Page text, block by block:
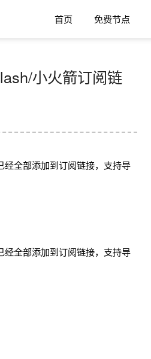
首页 免费节点
小火箭订阅链
全部添加到订阅链接，支持导
全部添加到订阅链接，支持导